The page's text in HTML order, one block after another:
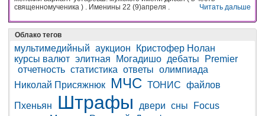
священномученика ) . Именины 22 (9)апреля .
Читать дальше
Облако тегов
мультимедийный аукцион
Кристофер Нолан
курсы валют элитная Могадишо дебаты
Premier
отчетность статистика ответы олимпиада
Николай Присяжнюк
МЧС ТОНИС файлов
Пхеньян Штрафы двери сны
Focus